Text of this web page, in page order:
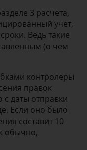
3 расчета,
учет,
Ведь такие
(о чем
контролеры
правок
с даты отправки
Если оно было
составит 10
обычно,